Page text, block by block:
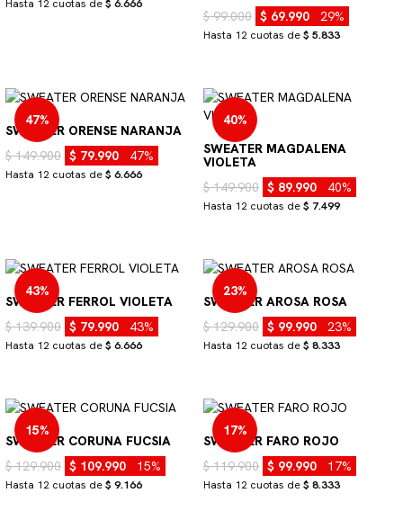
Hasta 12 cuotas de$ 6.666
$ 99.000 $ 69.990 29%
Hasta 12 cuotas de$ 5.833
47%
SWEATER ORENSE NARANJA
$ 149.900 $ 79.990 47%
Hasta 12 cuotas de$ 6.666
40%
SWEATER MAGDALENA
VIOLETA
$ 149.900 $ 89.990 40%
Hasta 12 cuotas de$ 7.499
43%
SWEATER FERROL VIOLETA
$ 139.900 $ 79.990 43%
Hasta 12 cuotas de$ 6.666
23%
SWEATER AROSA ROSA
$ 129.900 $ 99.990 23%
Hasta 12 cuotas de$ 8.333
15%
SWEATER CORUNA FUCSIA
$ 129.900 $ 109.990 15%
Hasta 12 cuotas de$ 9.166
17%
SWEATER FARO ROJO
$ 119.900 $ 99.990 17%
Hasta 12 cuotas de$ 8.333